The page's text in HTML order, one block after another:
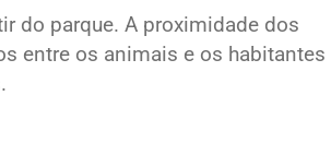
do parque. A proximidade dos
entre os animais e os habitantes